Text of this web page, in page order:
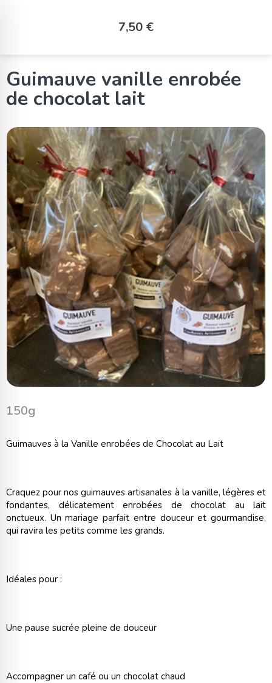
Guimauve vanille enrobée
de chocolat lait
150g
7,50 €
Guimauves à la Vanille enrobées de Chocolat au Lait
Craquez pour nos guimauves artisanales à la vanille, légères et
fondantes, délicatement enrobées de chocolat au lait
onctueux. Un mariage parfait entre douceur et gourmandise,
qui ravira les petits comme les grands.
Idéales pour :
Une pause sucrée pleine de douceur
Accompagner un café ou un chocolat chaud